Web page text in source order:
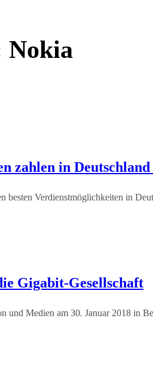
Nokia
zahlen in
besten Verdienstmöglichkeiten in
Gigabit-Gesellschaft
und Medien am 30. Januar 2018 in